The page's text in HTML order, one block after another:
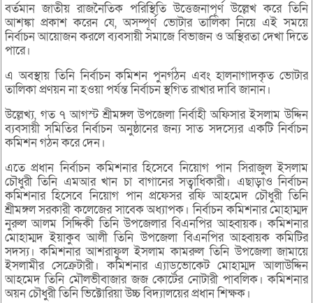
বর্তমান জাতীয় রাজনৈতিক পরিস্থিতি উত্তেজনাপূর্ণ উল্লেখ করে তিনি
আশঙ্কা প্রকাশ করেন যে, অসম্পূর্ণ ভোটার তালিকা নিয়ে এই সময়ে
নির্বাচন আয়োজন করলে ব্যবসায়ী সমাজে বিভাজন ও অস্থিরতা দেখা দিতে
পারে।
এ অবস্থায় তিনি নির্বাচন কমিশন পুনর্গঠন এবং হালনাগাদকৃত ভোটার
তালিকা প্রণয়ন না হওয়া পর্যন্ত নির্বাচন স্থগিত রাখার দাবি জানান।
উল্লেখ্য, গত ৭ আগস্ট শ্রীমঙ্গল উপজেলা নির্বাহী অফিসার ইসলাম উদ্দিন
ব্যবসায়ী সমিতির নির্বাচন অনুষ্ঠানের জন্য সাত সদস্যের একটি নির্বাচন
কমিশন গঠন করে দেন।
এতে প্রধান নির্বাচন কমিশনার হিসেবে নিয়োগ পান সিরাজুল ইসলাম
চৌধুরী তিনি এমআর খান চা বাগানের সত্বাধিকারী। এছাড়াও নির্বাচন
কমিশনার হিসেবে নিয়োগ পান প্রফেসর রফি আহমেদ চৌধুরী তিনি
শ্রীমঙ্গল সরকারী কলেজের সাবেক অধ্যাপক। নির্বাচন কমিশনার মোহাম্মদ
নুরুল আলম সিদ্দিকী তিনি উপজেলার বিএনপির আহ্বায়ক। কমিশনার
মোহাম্মদ ইয়াকুব আলী তিনি উপজেলা বিএনপির আহ্বায়ক কমিটির
সদস্য। কমিশনার আশরাফুল ইসলাম কামরুল তিনি উপজেলা জামায়ে
ইসলামীর সেক্রেটারী। কমিশনার এ্যাডভোকেট মোহাম্মদ আলাউদ্দিন
আহমেদ তিনি মৌলভীবাজার জজ কোর্টের নোটারী পাবলিক। কমিশনার
অয়ন চৌধুরী তিনি ভিক্টোরিয়া উচ্চ বিদ্যালয়ের প্রধান শিক্ষক।